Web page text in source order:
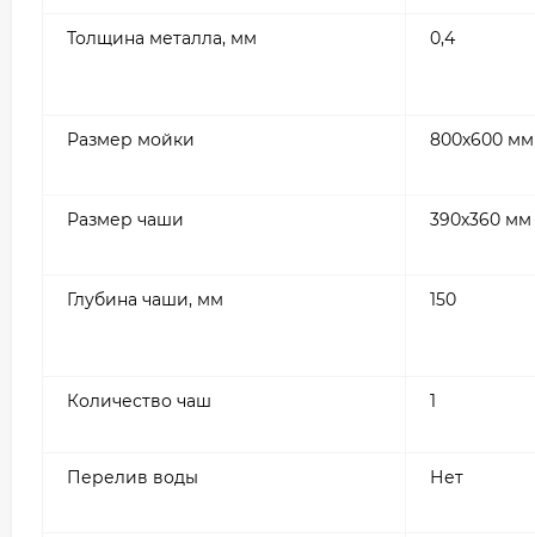
Толщина металла, мм 0,4
Размер мойки 800х600 мм
Размер чаши 390х360 мм
Глубина чаши, мм 150
Количество чаш 1
Перелив воды Нет